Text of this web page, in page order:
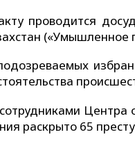
проводится
раскрыто 65